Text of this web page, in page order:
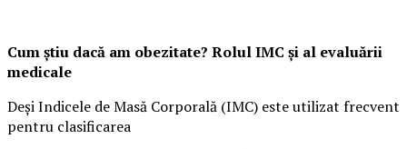
Cum știu dacă am obezitate? Rolul IMC și al evaluării
medicale
Deși Indicele de Masă Corporală (IMC) este utilizat frecvent
pentru clasificarea